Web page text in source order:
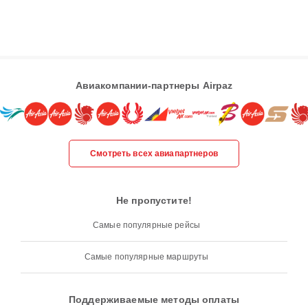
Авиакомпании-партнеры Airpaz
Смотреть всех авиапартнеров
Не пропустите!
Самые популярные рейсы
Самые популярные маршруты
Поддерживаемые методы оплаты